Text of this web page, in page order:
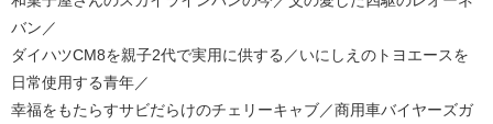
バン／
ダイハツCM8を親子2代で実用に供する／いにしえのトヨエースを
日常使用する青年／
幸福をもたらすサビだらけのチェリーキャブ／商用車バイヤーズガ